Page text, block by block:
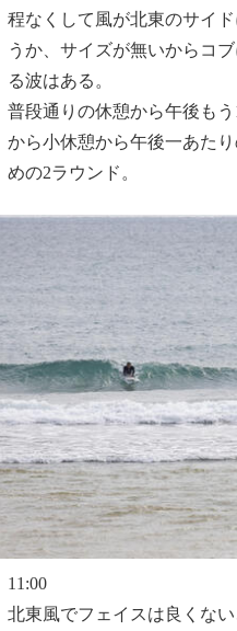
程なくして風が北東のサイ
うか、サイズが無いからコ
る波はある。
普段通りの休憩から午後も
から小休憩から午後一あた
めの2ラウンド。
11:00
北東風でフェイスは良くな